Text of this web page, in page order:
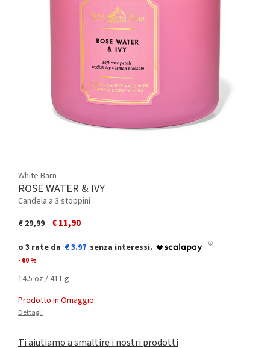
White Barn
ROSE WATER & IVY
Candela a 3 stoppini
Price reduced from
€ 29,99to€ 11,90
€ 3.97
- 60 %
14.5 oz / 411 g
Prodotto in Omaggio
Dettagli
Ti aiutiamo a smaltire i nostri prodotti